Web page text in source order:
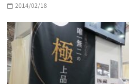
2014/02/18